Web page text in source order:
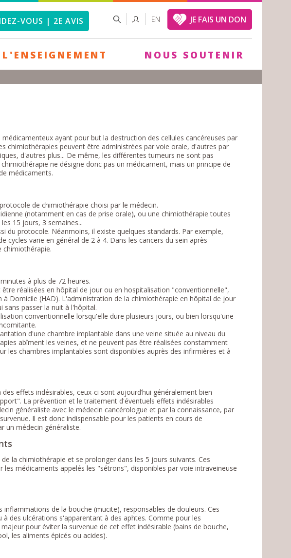
VOUS | 2E AVIS FORMULAIRE
DE
RECHERCHER EN JE FAIS UN DON
L'ENSEIGNEMENT NOUS SOUTENIR
ayant pour but la destruction des cellules cancéreuses par
chimiothérapies peuvent être administrées par voie orale, d'autres par
d'autres plus... De même, les différentes tumeurs ne sont pas
ne désigne donc pas un médicament, mais un principe de
médicaments.
de chimiothérapie choisi par le médecin.
(notamment en cas de prise orale), ou une chimiothérapie toutes
15 jours, 3 semaines...
du protocole. Néanmoins, il existe quelques standards. Par exemple,
cycles varie en général de 2 à 4. Dans les cancers du sein après
chimiothérapie.
à plus de 72 heures.
réalisées en hôpital de jour ou en hospitalisation "conventionnelle",
Domicile (HAD). L'administration de la chimiothérapie en hôpital de jour
sans passer la nuit à l'hôpital.
conventionnelle lorsqu'elle dure plusieurs jours, ou bien lorsqu'une
d'une chambre implantable dans une veine située au niveau du
abîment les veines, et ne peuvent pas être réalisées constamment
les chambres implantables sont disponibles auprès des infirmières et à
effets indésirables, ceux-ci sont aujourd’hui généralement bien
La prévention et le traitement d'éventuels effets indésirables
généraliste avec le médecin cancérologue et par la connaissance, par
Il est donc indispensable pour les patients en cours de
un médecin généraliste.
la chimiothérapie et se prolonger dans les 5 jours suivants. Ces
médicaments appelés les "sétrons", disponibles par voie intraveineuse
de la bouche (mucite), responsables de douleurs. Ces
des ulcérations s'apparentant à des aphtes. Comme pour les
pour éviter la survenue de cet effet indésirable (bains de bouche,
les aliments épicés ou acides).